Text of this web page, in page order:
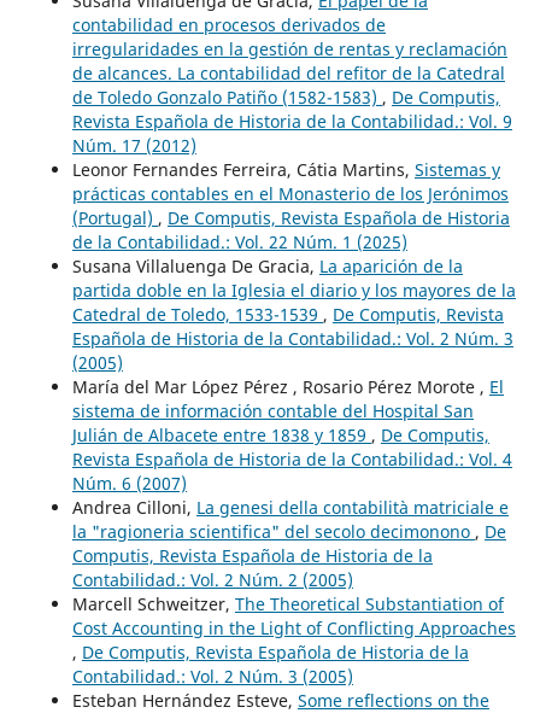
contabilidad en procesos derivados de
irregularidades en la gestión de rentas y reclamación
de alcances. La contabilidad del refitor de la Catedral
de Toledo Gonzalo Patiño (1582-1583) , De Computis,
Revista Española de Historia de la Contabilidad.: Vol. 9
Núm. 17 (2012)
Leonor Fernandes Ferreira, Cátia Martins, Sistemas y
prácticas contables en el Monasterio de los Jerónimos
(Portugal) , De Computis, Revista Española de Historia
de la Contabilidad.: Vol. 22 Núm. 1 (2025)
Susana Villaluenga De Gracia, La aparición de la
partida doble en la Iglesia el diario y los mayores de la
Catedral de Toledo, 1533-1539 , De Computis, Revista
Española de Historia de la Contabilidad.: Vol. 2 Núm. 3
(2005)
María del Mar López Pérez , Rosario Pérez Morote , El
sistema de información contable del Hospital San
Julián de Albacete entre 1838 y 1859 , De Computis,
Revista Española de Historia de la Contabilidad.: Vol. 4
Núm. 6 (2007)
Andrea Cilloni, La genesi della contabilità matriciale e
la "ragioneria scientifica" del secolo decimonono , De
Computis, Revista Española de Historia de la
Contabilidad.: Vol. 2 Núm. 2 (2005)
Marcell Schweitzer, The Theoretical Substantiation of
Cost Accounting in the Light of Conflicting Approaches
, De Computis, Revista Española de Historia de la
Contabilidad.: Vol. 2 Núm. 3 (2005)
Esteban Hernández Esteve, Some reflections on the